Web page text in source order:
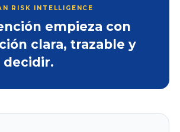
RISK INTELLIGENCE
empieza con
clara, trazable y
decidir.